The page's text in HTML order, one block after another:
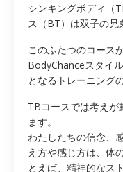
シンキングボディ（
ス（BT）は双子の兄
このふたつのコース
BodyChanceスタイ
となるトレーニング
TBコースでは考えが
ます。
わたしたちの信念、
え方や感じ方は、体
とえば、精神的なス